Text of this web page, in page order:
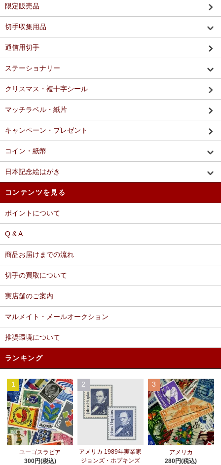
限定販売品
切手収集用品
通信用切手
ステーショナリー
クリスマス・複十字シール
マッチラベル・紙片
キャンペーン・プレゼント
コイン・紙幣
日本記念絵はがき
コンテンツを見る
ポイントについて
Q & A
商品お届けまでの流れ
切手の買取について
実店舗のご案内
マルメイト・メールオークション
推奨環境について
ランキング
1
ユーゴスラビア
300円(税込)
2
アメリカ 1989年実業家
ジョンズ・ホプキンズ
3
アメリカ
280円(税込)